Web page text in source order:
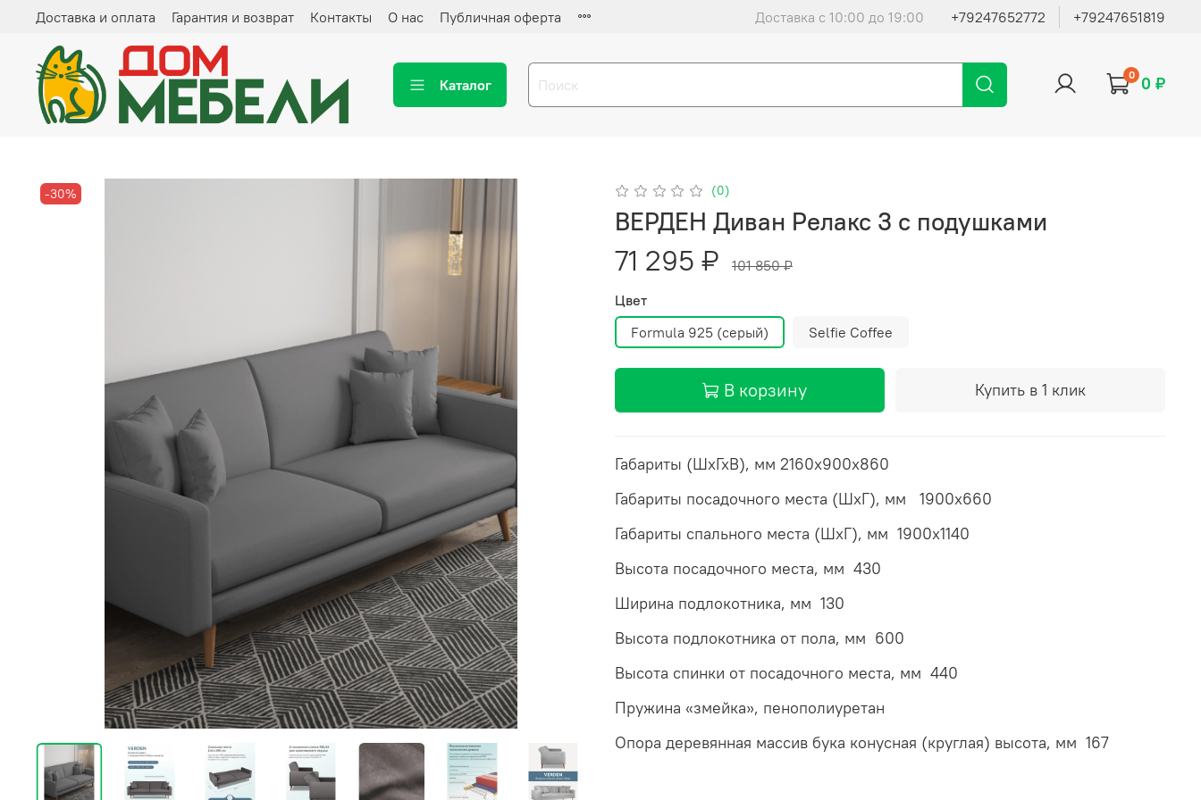
Доставка и оплата Гарантия и возврат Контакты О нас Публичная оферта Доставка с 10:00 до 19:00 +79247652772 +79247651819
Каталог
0 0 ₽
-30% (0)
ВЕРДЕН Диван Релакс 3 с подушками
71 295 ₽
101 850 ₽
Цвет
Formula 925 (серый)
Selfie Coffee
В корзину Купить в 1 клик
Габариты (ШхГхВ), мм 2160х900х860
Габариты посадочного места (ШхГ), мм 1900х660
Габариты спального места (ШхГ), мм 1900х1140
Высота посадочного места, мм 430
Ширина подлокотника, мм 130
Высота подлокотника от пола, мм 600
Высота спинки от посадочного места, мм 440
Пружина «змейка», пенополиуретан
Опора деревянная массив бука конусная (круглая) высота, мм 167